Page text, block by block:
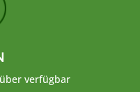
verfügbar